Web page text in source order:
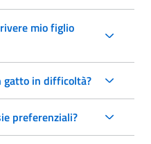
mio figlio
gatto in difficoltà?
preferenziali?